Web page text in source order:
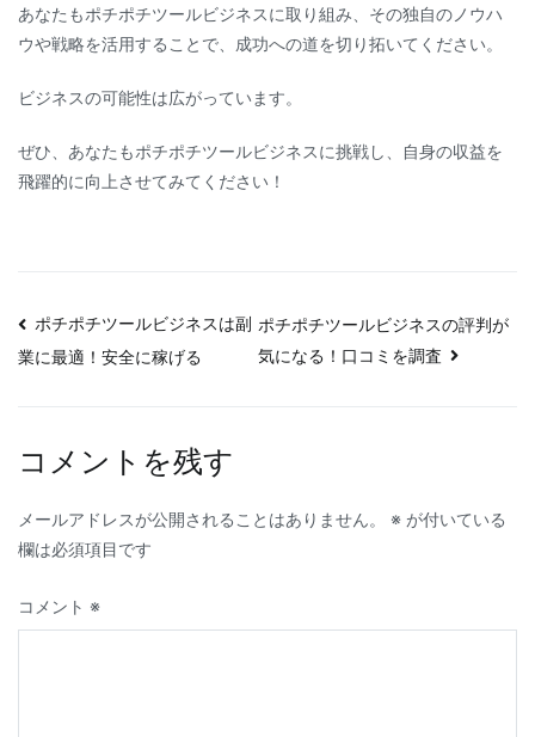
あなたもポチポチツールビジネスに取り組み、その独自のノウハ
ウや戦略を活用することで、成功への道を切り拓いてください。
ビジネスの可能性は広がっています。
ぜひ、あなたもポチポチツールビジネスに挑戦し、自身の収益を
飛躍的に向上させてみてください！
投
稿
ビ
ゲ
シ
ポチポチツールビジネスは副
業に最適！安全に稼げる
ポチポチツールビジネスの評判が
気になる！口コミを調査
コメントを残す
メールアドレスが公開されることはありません。 ※ が付いている
欄は必須項目です
コメント ※